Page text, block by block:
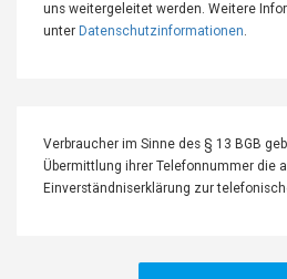
uns weitergeleitet werden. Weitere
unter Datenschutzinformationen.
Verbraucher im Sinne des § 13 BGB
Übermittlung ihrer Telefonnummer die
Einverständniserklärung zur